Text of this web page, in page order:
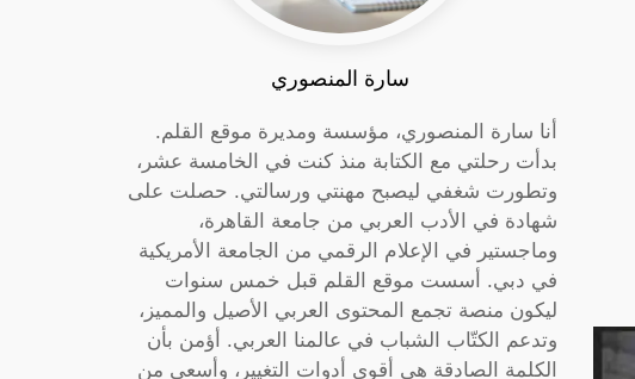
سارة المنصوري
أنا سارة المنصوري، مؤسسة ومديرة موقع القلم.
بدأت رحلتي مع الكتابة منذ كنت في الخامسة عشر،
وتطورت شغفي ليصبح مهنتي ورسالتي. حصلت على
شهادة في الأدب العربي من جامعة القاهرة،
وماجستير في الإعلام الرقمي من الجامعة الأمريكية
في دبي. أسست موقع القلم قبل خمس سنوات
ليكون منصة تجمع المحتوى العربي الأصيل والمميز،
وتدعم الكتّاب الشباب في عالمنا العربي. أؤمن بأن
الكلمة الصادقة هي أقوى أدوات التغيير، وأسعى من